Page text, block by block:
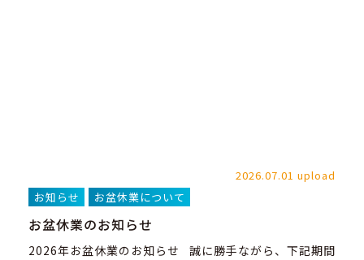
2026.07.01 upload
お知らせ
お盆休業について
お盆休業のお知らせ
2026年お盆休業のお知らせ 誠に勝手ながら、下記期間